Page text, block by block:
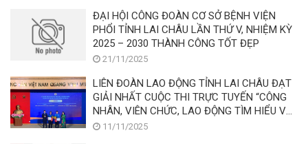
ĐẠI HỘI CÔNG ĐOÀN CƠ SỞ BỆNH VIỆN
PHỔI TỈNH LAI CHÂU LẦN THỨ V, NHIỆM KỲ
2025 – 2030 THÀNH CÔNG TỐT ĐẸP
21/11/2025
LIÊN ĐOÀN LAO ĐỘNG TỈNH LAI CHÂU ĐẠT
GIẢI NHẤT CUỘC THI TRỰC TUYẾN “CÔNG
NHÂN, VIÊN CHỨC, LAO ĐỘNG TÌM HIỂU VỀ
LUẬT CÔNG ĐOÀN VÀ LUẬT BẢO HIỂM XÃ
11/11/2025